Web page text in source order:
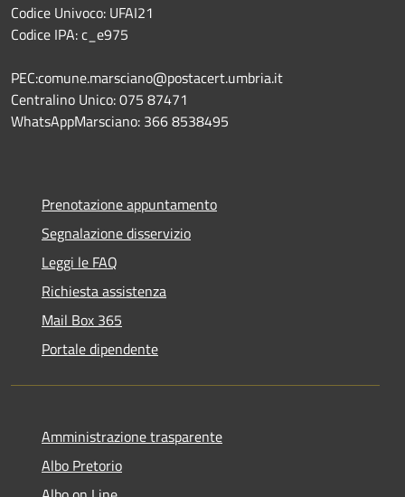
Codice Univoco: UFAI21
Codice IPA: c_e975
PEC:comune.marsciano@postacert.umbria.it
Centralino Unico: 075 87471
WhatsAppMarsciano: 366 8538495
Prenotazione appuntamento
Segnalazione disservizio
Leggi le FAQ
Richiesta assistenza
Mail Box 365
Portale dipendente
Amministrazione trasparente
Albo Pretorio